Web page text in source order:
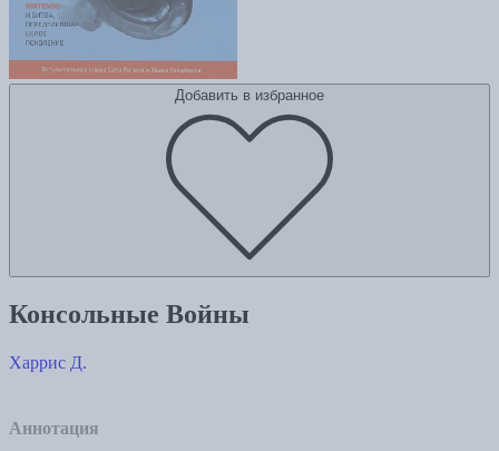
Добавить в избранное
Консольные Войны
Харрис Д.
Аннотация